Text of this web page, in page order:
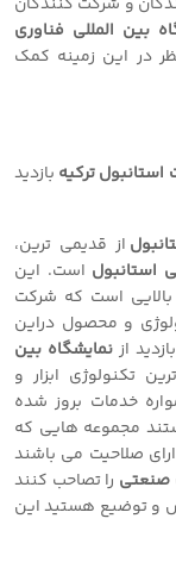
بین المللی فناوری
در این زمینه کمک
استانبولترکیه بازدید
از قدیمی ترین،
استانبول است. این
بالایی است که شرکت
و محصول دراین
از نمایشگاه بین
تکنولوژی ابزار و
خدمات بروز شده
مجموعه هایی که
صلاحیت می باشند
صنعتی را تصاحب کنند
و توضیع هستید این